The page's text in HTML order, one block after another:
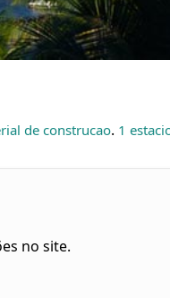
de construcao. 1
no site.